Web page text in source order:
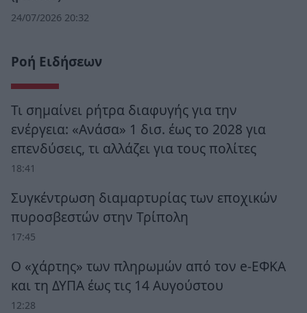
24/07/2026 20:32
Ροή Ειδήσεων
Τι σημαίνει ρήτρα διαφυγής για την
ενέργεια: «Ανάσα» 1 δισ. έως το 2028 για
επενδύσεις, τι αλλάζει για τους πολίτες
18:41
Συγκέντρωση διαμαρτυρίας των εποχικών
πυροσβεστών στην Τρίπολη
17:45
Ο «χάρτης» των πληρωμών από τον e-ΕΦΚΑ
και τη ΔΥΠΑ έως τις 14 Αυγούστου
12:28